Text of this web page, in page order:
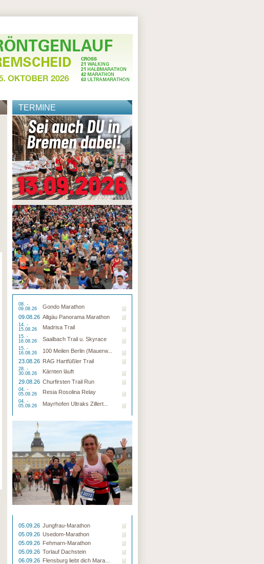
TERMINE
08. -
09.08.26
Gondo Marathon
09.08.26 Allgäu Panorama Marathon
14. -
15.08.26
Madrisa Trail
15. -
16.08.26
Saalbach Trail u. Skyrace
15. -
16.08.26
100 Meilen Berlin (Mauerw...
23.08.26 RAG Hartfüßler Trail
28. -
30.08.26
Kärnten läuft
29.08.26 Churfirsten Trail Run
04. -
05.09.26
Resia Rosolina Relay
04. -
05.09.26
Mayrhofen Ultraks Zillert...
05.09.26 Jungfrau-Marathon
05.09.26 Usedom-Marathon
05.09.26 Fehmarn-Marathon
05.09.26 Torlauf Dachstein
06.09.26 Flensburg liebt dich Mara...